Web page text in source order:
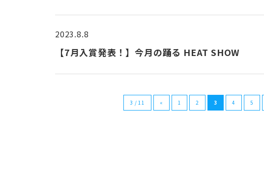
2023.8.8
【7月入賞発表！】今月の踊る HEAT SHOW
3 / 11 « 1 2 3 4 5